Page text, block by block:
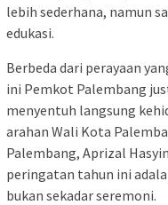
lebih sederhana, namun
edukasi.
Berbeda dari perayaan
ini Pemkot Palembang
menyentuh langsung
arahan Wali Kota
Palembang, Aprizal
peringatan tahun ini
bukan sekadar seremoni.